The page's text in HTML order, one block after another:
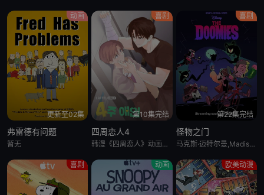
动画
更新至02集
弗雷德有问题
暂无
喜剧
第10集完结
四周恋人4
韩漫《四周恋人》动画化决定！
喜剧
第22集完结
怪物之门
马克斯·迈特尔曼,Madison Calderon,Noel Gibson,乔恩·贝利,泽赫拉·法扎勒
喜剧 动画 欧美动漫